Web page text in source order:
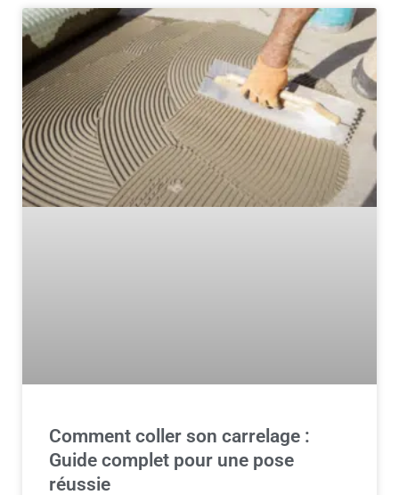
Comment coller son carrelage :
Guide complet pour une pose
réussie